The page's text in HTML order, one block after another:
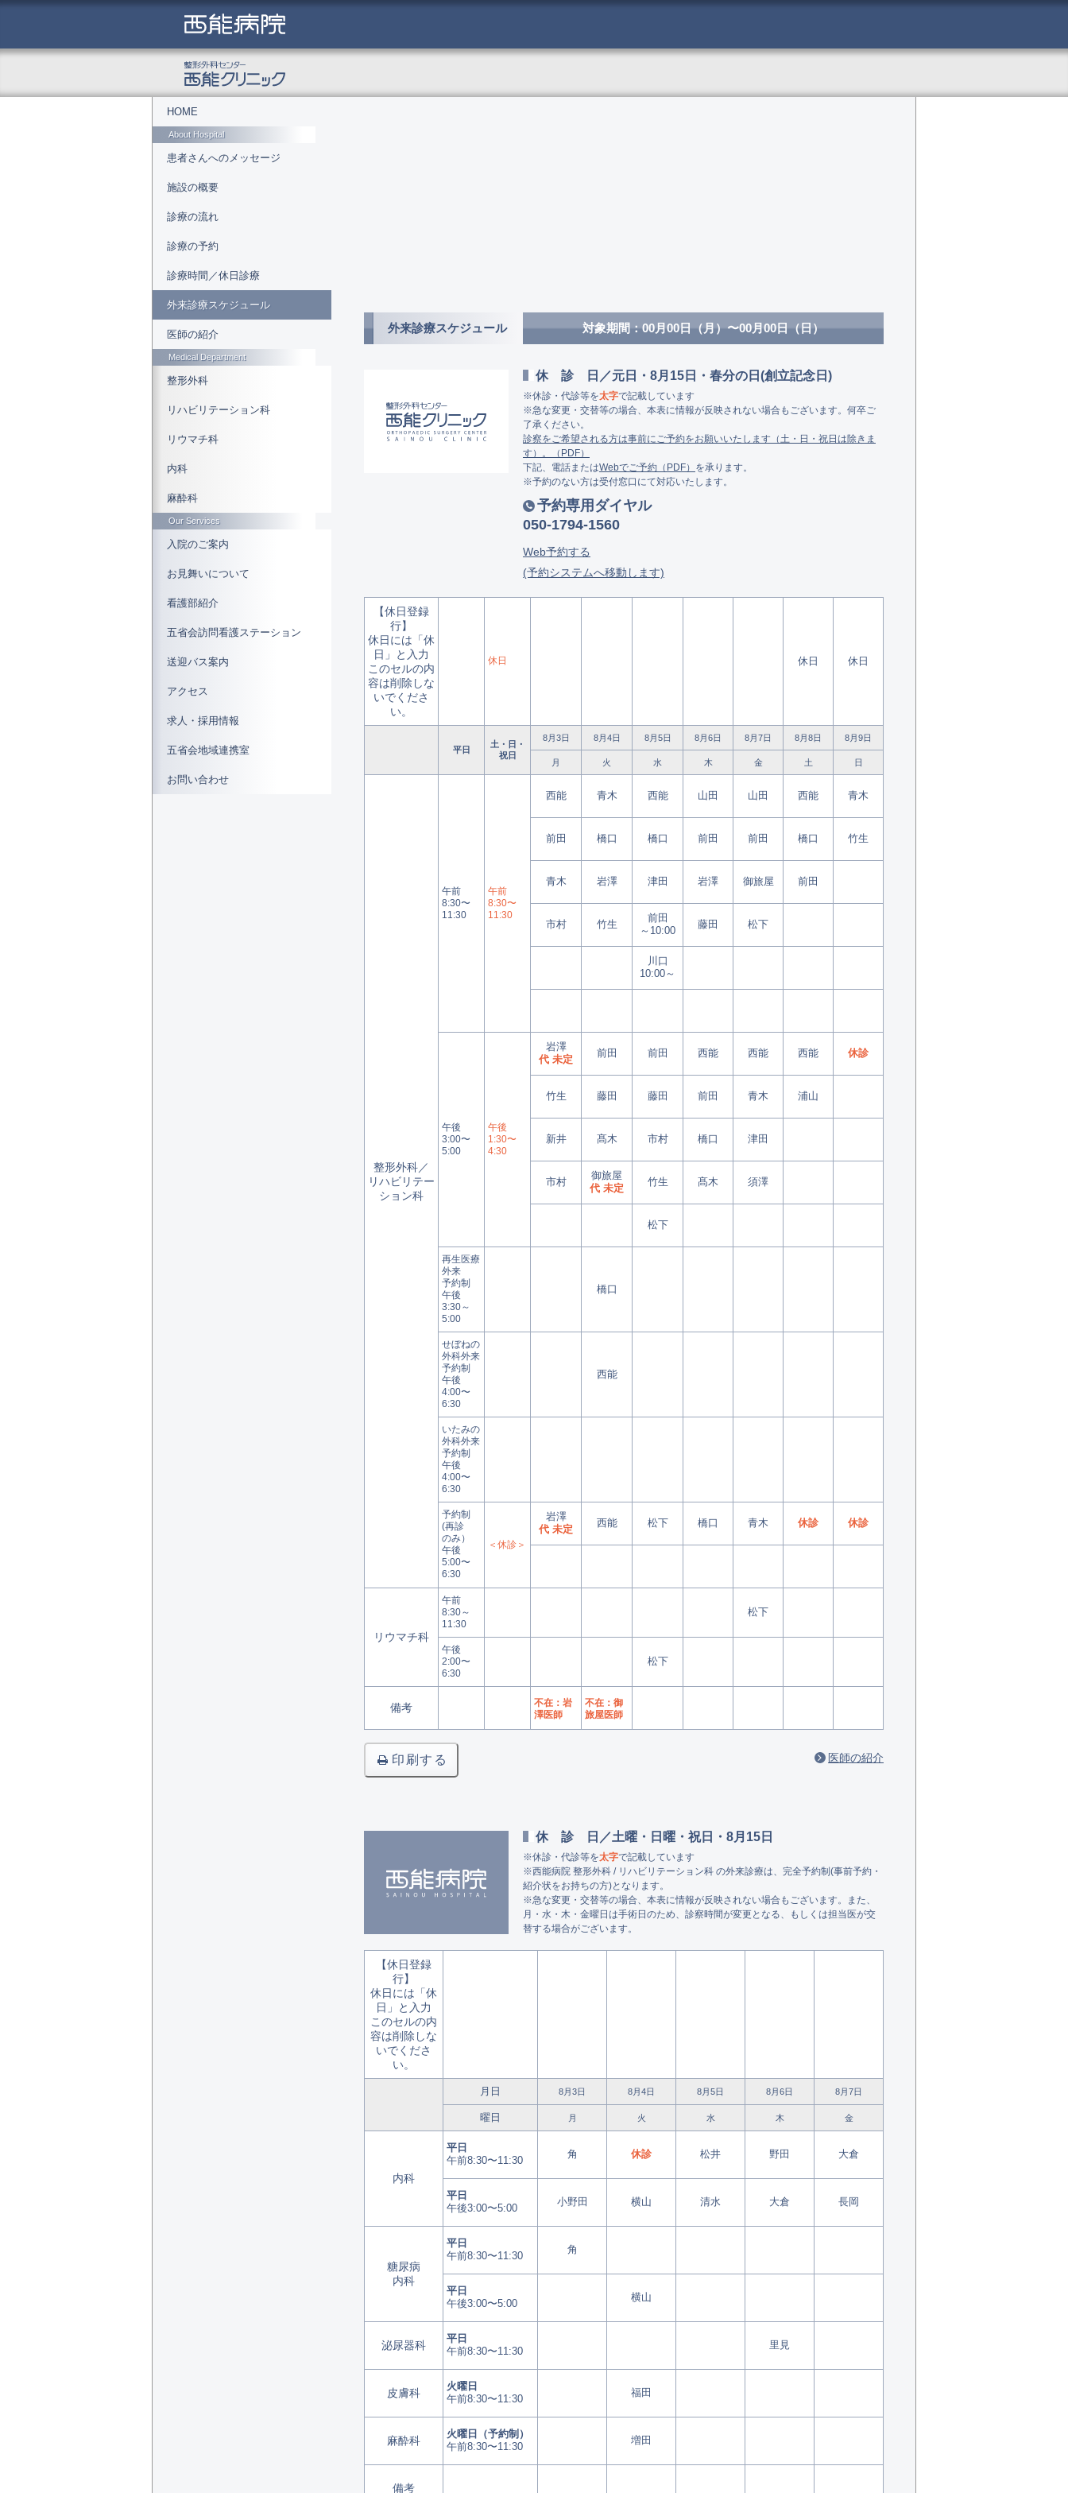
コ
ツ
キ
外来診療スケジュール 対象期間：00月00日（月）〜00月00日（日）
休診日元日・8月15日・春分の日(創立記念日)
※休診・代診等を太字で記載しています
※急な変更・交替等の場合、本表に情報が反映されない場合もございます。何卒ご
了承ください。
診察をご希望される方は事前にご予約をお願いいたします（土・日・祝日は除きま
す）。（PDF）
下記、電話またはWebでご予約（PDF） を承ります。
※予約のない方は受付窓口にて対応いたします。
予約専用ダイヤル
050-1794-1560
Web予約する
(予約システムへ移動します)
【休日登録
行】
休日には「休
日」と入力
このセルの内
容は削除しな
いでくださ
い。
休日 休日 休日
平日
土・日・
祝日
8月3日 8月4日 8月5日 8月6日 8月7日 8月8日 8月9日
月 火 水 木 金 土 日
整形外科／
リハビリテー
ション科
午前
8:30〜
11:30
午前
8:30〜
11:30
西能 青木 西能 山田 山田 西能 青木
前田 橋口 橋口 前田 前田 橋口 竹生
青木 岩澤 津田 岩澤 御旅屋 前田
市村 竹生
前田
～10:00
藤田 松下
川口
10:00～
午後
3:00〜
5:00
午後
1:30〜
4:30
岩澤
代 未定
前田 前田 西能 西能 西能 休診
竹生 藤田 藤田 前田 青木 浦山
新井 髙木 市村 橋口 津田
市村
御旅屋
代 未定
竹生 髙木 須澤
松下
再生医療
外来
予約制
午後
3:30～
5:00
橋口
せぼねの
外科外来
予約制
午後
4:00〜
6:30
西能
いたみの
外科外来
予約制
午後
4:00〜
6:30
予約制
(再診
のみ）
午後
5:00〜
6:30
＜休診＞
岩澤
代 未定
西能 松下 橋口 青木 休診 休診
リウマチ科
午前
8:30～
11:30
松下
午後
2:00〜
6:30
松下
備考
不在：岩
澤医師
不在：御
旅屋医師
印刷する 医師の紹介
休診日土曜・日曜・祝日・8月15日
※休診・代診等を太字で記載しています
※西能病院 整形外科 / リハビリテーション科 の外来診療は、完全予約制(事前予約・
紹介状をお持ちの方)となります。
※急な変更・交替等の場合、本表に情報が反映されない場合もございます。また、
月・水・木・金曜日は手術日のため、診察時間が変更となる、もしくは担当医が交
替する場合がございます。
【休日登録
行】
休日には「休
日」と入力
このセルの内
容は削除しな
いでくださ
い。
月日 8月3日 8月4日 8月5日 8月6日 8月7日
曜日 月 火 水 木 金
内科
平日
午前8:30〜11:30
角 休診 松井 野田 大倉
平日
午後3:00〜5:00
小野田 横山 清水 大倉 長岡
糖尿病
内科
平日
午前8:30〜11:30
角
平日
午後3:00〜5:00
横山
泌尿器科
平日
午前8:30〜11:30
里見
皮膚科
火曜日
午前8:30〜11:30
福田
麻酔科
火曜日（予約制）
午前8:30〜11:30
増田
備考
menuHOME
About Hospital
患者さんへのメッセージ
施設の概要
診療の流れ
診療の予約
診療時間／休日診療
外来診療スケジュール
医師の紹介
Medical Department
整形外科
リハビリテーション科
リウマチ科
内科
麻酔科
Our Services
入院のご案内
お見舞いについて
看護部紹介
五省会訪問看護ステーション
送迎バス案内
アクセス
求人・採用情報
五省会地域連携室
お問い合わせ